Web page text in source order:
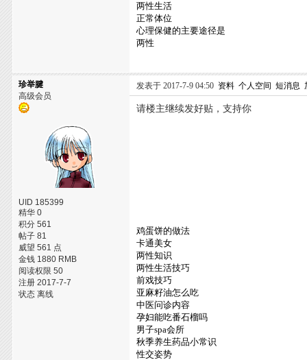
两性生活
正常体位
心理保健的主要途径是
两性
珍举腱
高级会员
UID 185399
精华 0
积分 561
帖子 81
威望 561 点
金钱 1880 RMB
阅读权限 50
注册 2017-7-7
状态 离线
发表于 2017-7-9 04:50 资料 个人空间 短消息
请楼主继续发好贴，支持你
鸡蛋饼的做法
卡通美女
两性知识
两性生活技巧
前戏技巧
亚麻籽油怎么吃
中医问诊内容
孕妇能吃番石榴吗
男子spa会所
秋季养生药品小常识
性交姿势